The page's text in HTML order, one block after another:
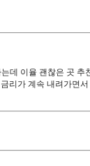
데 이율 괜찮은 곳 추
리가 계속 내려가면